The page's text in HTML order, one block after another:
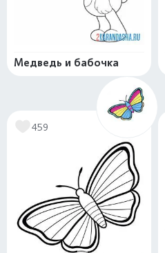
Медведь и бабочка
459